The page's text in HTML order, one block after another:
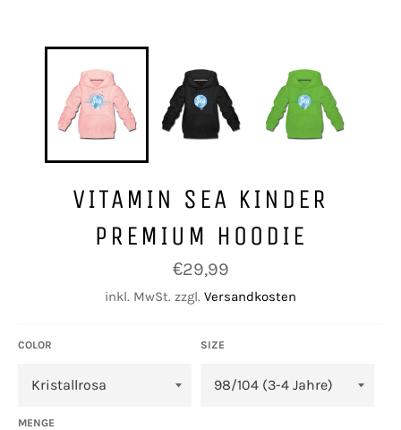
VITAMIN SEA KINDER
PREMIUM HOODIE
Normaler
Preis
€29,99
inkl. MwSt. zzgl. Versandkosten
COLOR SIZE
MENGE